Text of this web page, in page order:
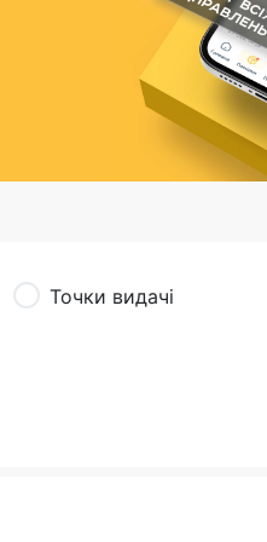
Точки видачі